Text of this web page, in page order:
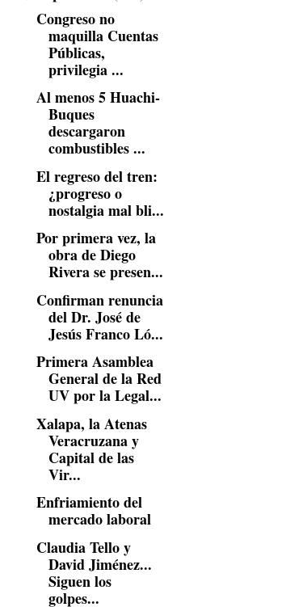
Congreso no
maquilla Cuentas
Públicas,
privilegia ...
Al menos 5 Huachi-
Buques
descargaron
combustibles ...
El regreso del tren:
¿progreso o
nostalgia mal bli...
Por primera vez, la
obra de Diego
Rivera se presen...
Confirman renuncia
del Dr. José de
Jesús Franco Ló...
Primera Asamblea
General de la Red
UV por la Legal...
Xalapa, la Atenas
Veracruzana y
Capital de las
Vir...
Enfriamiento del
mercado laboral
Claudia Tello y
David Jiménez...
Siguen los
golpes...